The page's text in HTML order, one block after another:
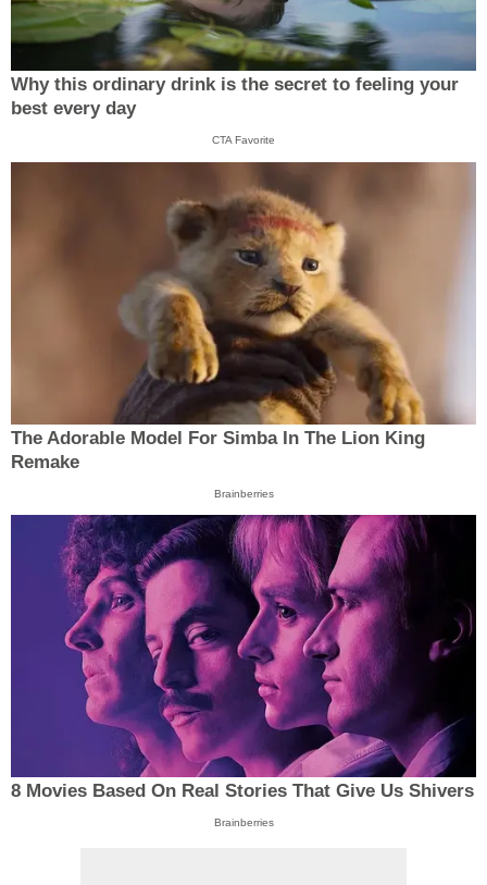
Why this ordinary drink is the secret to feeling your
best every day
CTA Favorite
The Adorable Model For Simba In The Lion King
Remake
Brainberries
8 Movies Based On Real Stories That Give Us Shivers
Brainberries